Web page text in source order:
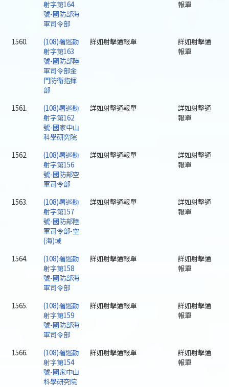
射字第164
號-國防部海
軍司令部
報單
1560.
(108)署巡勤
射字第163
號-國防部陸
軍司令部金
門防衛指揮
部
詳如射擊通報單
詳如射擊通
報單
1561.
(108)署巡勤
射字第162
號-國家中山
科學研究院
詳如射擊通報單
詳如射擊通
報單
1562.
(108)署巡勤
射字第156
號-國防部空
軍司令部
詳如射擊通報單
詳如射擊通
報單
1563.
(108)署巡勤
射字第157
號-國防部陸
軍司令部-空
(海)域
詳如射擊通報單
詳如射擊通
報單
1564.
(108)署巡勤
射字第158
號-國防部海
軍司令部
詳如射擊通報單
詳如射擊通
報單
1565.
(108)署巡勤
射字第159
號-國防部海
軍司令部
詳如射擊通報單
詳如射擊通
報單
1566.
(108)署巡勤
射字第154
號-國家中山
科學研究院
詳如射擊通報單
詳如射擊通
報單